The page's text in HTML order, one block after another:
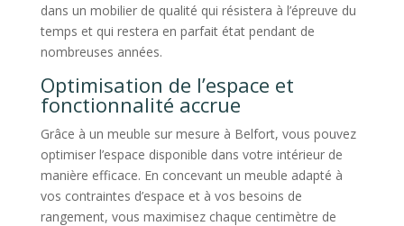
dans un mobilier de qualité qui résistera à l’épreuve du
temps et qui restera en parfait état pendant de
nombreuses années.
Optimisation de l’espace et
fonctionnalité accrue
Grâce à un meuble sur mesure à Belfort, vous pouvez
optimiser l’espace disponible dans votre intérieur de
manière efficace. En concevant un meuble adapté à
vos contraintes d’espace et à vos besoins de
rangement, vous maximisez chaque centimètre de